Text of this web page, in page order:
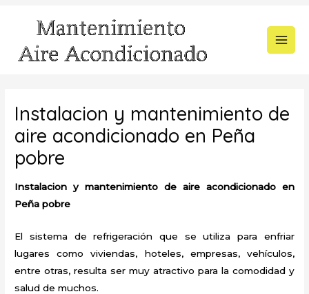
contenido
Instalacion y mantenimiento de
aire acondicionado en Peña
pobre
Instalacion y mantenimiento de aire acondicionado en
Peña pobre
El sistema de refrigeración que se utiliza para enfriar
lugares como viviendas, hoteles, empresas, vehículos,
entre otras, resulta ser muy atractivo para la comodidad y
salud de muchos.